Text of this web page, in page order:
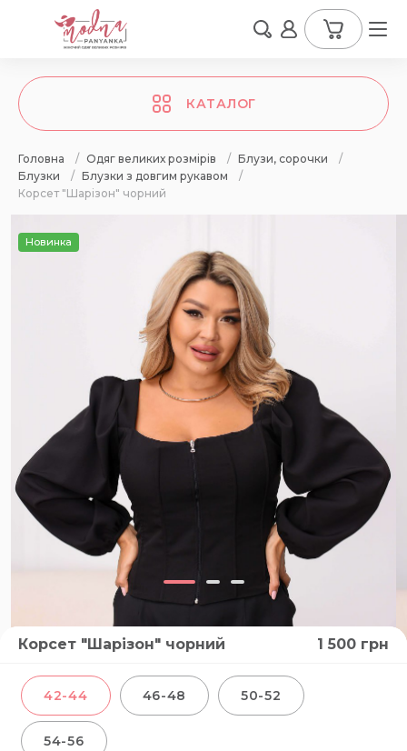
КАТАЛОГ
Головна / Одяг великих розмірів / Блузи, сорочки
/
Блузки
/ Блузки з довгим рукавом
/
Корсет "Шарізон" чорний
Новинка
Корсет "Шарізон" чорний 1 500 грн
42-44 46-48 50-52
54-56